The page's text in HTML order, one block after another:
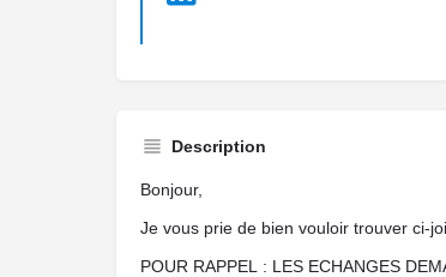
Description
Bonjour,
Je vous prie de bien vouloir trouver ci-
POUR RAPPEL : LES ECHANGES